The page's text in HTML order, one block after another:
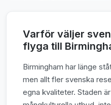
Varför väljer
flyga till
Birmingham har länge
men allt fler svenska
egna kvaliteter. Staden